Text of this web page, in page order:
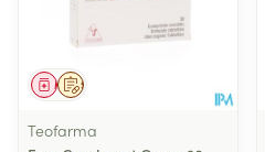
Sur prescription
Médicament
Teofarma